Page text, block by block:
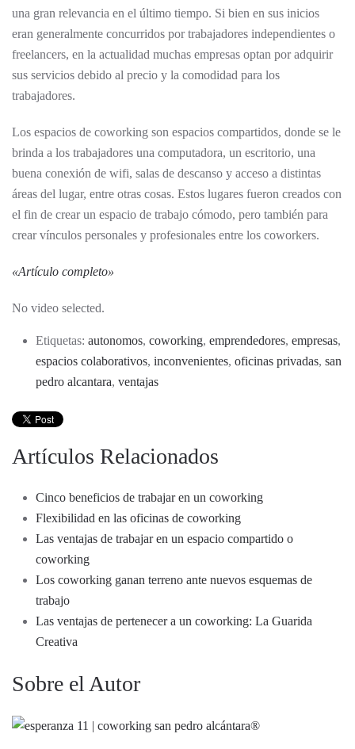
una gran relevancia en el último tiempo. Si bien en sus inicios
eran generalmente concurridos por trabajadores independientes o
freelancers, en la actualidad muchas empresas optan por adquirir
sus servicios debido al precio y la comodidad para los
trabajadores.
Los espacios de coworking son espacios compartidos, donde se le
brinda a los trabajadores una computadora, un escritorio, una
buena conexión de wifi, salas de descanso y acceso a distintas
áreas del lugar, entre otras cosas. Estos lugares fueron creados con
el fin de crear un espacio de trabajo cómodo, pero también para
crear vínculos personales y profesionales entre los coworkers.
«Artículo completo»
No video selected.
Etiquetas: autonomos, coworking, emprendedores, empresas,
espacios colaborativos, inconvenientes, oficinas privadas, san
pedro alcantara, ventajas
Artículos Relacionados
Cinco beneficios de trabajar en un coworking
Flexibilidad en las oficinas de coworking
Las ventajas de trabajar en un espacio compartido o
coworking
Los coworking ganan terreno ante nuevos esquemas de
trabajo
Las ventajas de pertenecer a un coworking: La Guarida
Creativa
Sobre el Autor